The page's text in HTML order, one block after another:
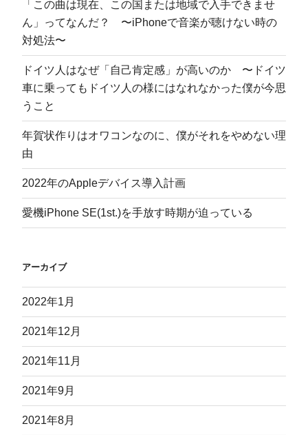
「この曲は現在、この国または地域で入手できませ
ん」ってなんだ？ 〜iPhoneで音楽が聴けない時の
対処法〜
ドイツ人はなぜ「自己肯定感」が高いのか 〜ドイツ
車に乗ってもドイツ人の様にはなれなかった僕が今思
うこと
年賀状作りはオワコンなのに、僕がそれをやめない理
由
2022年のAppleデバイス導入計画
愛機iPhone SE(1st.)を手放す時期が迫っている
アーカイブ
2022年1月
2021年12月
2021年11月
2021年9月
2021年8月